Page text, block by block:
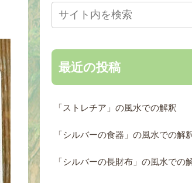
最近の投稿
「ストレチア」の風水での解釈
「シルバーの食器」の風水での解
「シルバーの長財布」の風水での